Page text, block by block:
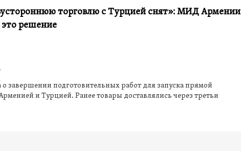
торговлю с Турцией снят»: МИД Армении
это решение
завершении подготовительных работ для запуска прямой
и Турцией. Ранее товары доставлялись через третьи